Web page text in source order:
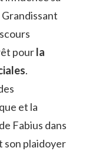
pourla
.
et la
Fabius dans
son plaidoyer